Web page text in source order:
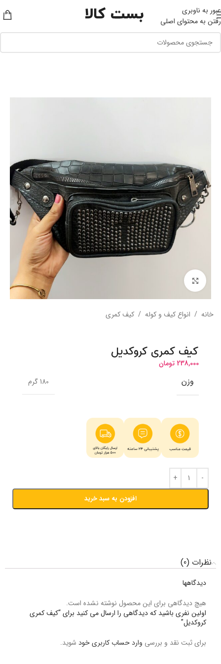
عبور به ناوبری
رفتن به محتوای اصلی
بزرگنمایی تصویر
خانه / انواع کیف و کوله / کیف کمری
کیف کمری کروکدیل
238,000 تومان
وزن 180 گرم
افزودن به سبد خرید
نظرات (0)
دیدگاهها
هیچ دیدگاهی برای این محصول نوشته نشده است.
اولین نفری باشید که دیدگاهی را ارسال می کنید برای “کیف کمری
کروکدیل”
برای ثبت نقد و بررسی وارد حساب کاربری خود شوید.